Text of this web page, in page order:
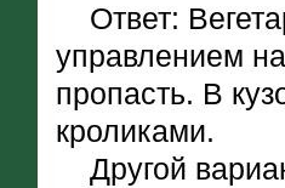
Ответ:
управлением
пропасть. В
кроликами.
Другой